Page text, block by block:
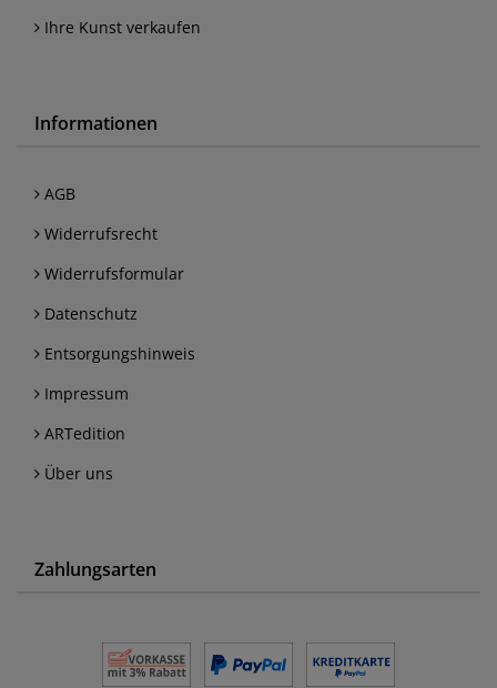
Ihre Kunst verkaufen
Informationen
AGB
Widerrufsrecht
Widerrufsformular
Datenschutz
Entsorgungshinweis
Impressum
ARTedition
Über uns
Zahlungsarten